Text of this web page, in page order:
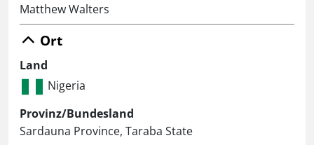
Matthew Walters
Ort
Land
Nigeria
Provinz/Bundesland
Sardauna Province, Taraba State